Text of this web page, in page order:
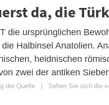
da, die
die ursprünglichen
Halbinsel Anatolien.
heidnischen
zwei der antiken
der Quelle | Sehen Sie sich die